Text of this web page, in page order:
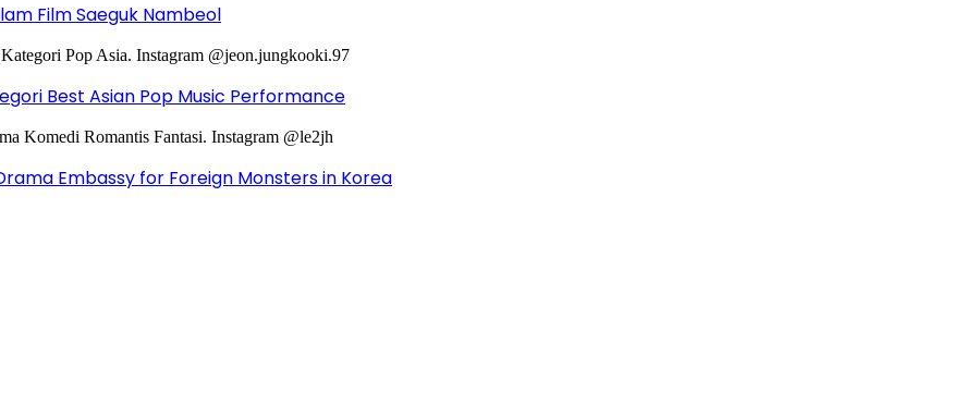
Film Saeguk Nambeol
Best Asian Pop Music Performance
Embassy for Foreign Monsters in Korea